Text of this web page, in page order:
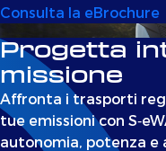
Consulta la eBrochure
Progetta
missione
Affronta i trasporti
tue emissioni con
autonomia, potenza